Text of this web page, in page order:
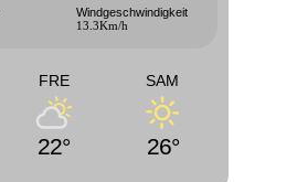
Windgeschwindigkeit
13.3Km/h
FRE
22°
SAM
26°